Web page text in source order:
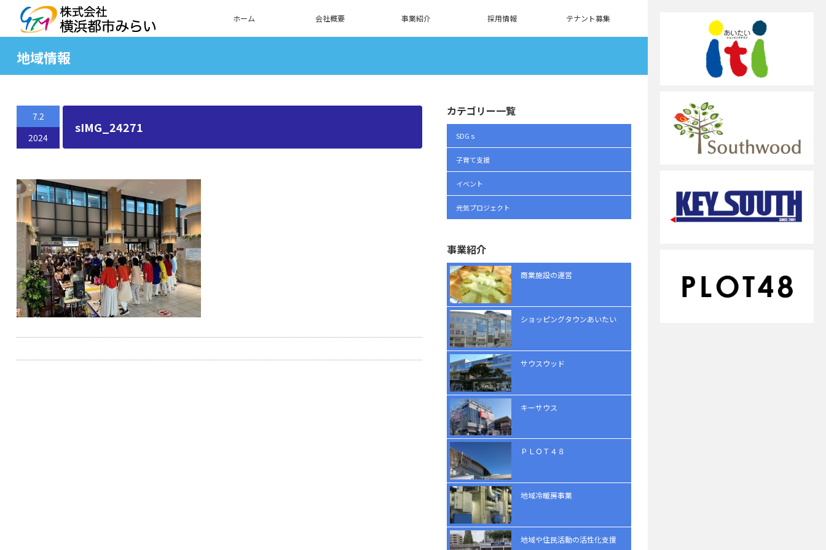
ホーム 会社概要 事業紹介 採用情報 テナント募集
地域情報
7.2
2024
sIMG_24271
カテゴリー一覧
SDGｓ
子育て支援
イベント
元気プロジェクト
事業紹介
商業施設の運営
ショッピングタウンあいたい
サウスウッド
キーサウス
ＰＬＯＴ４８
地域冷暖房事業
地域や住民活動の活性化支援